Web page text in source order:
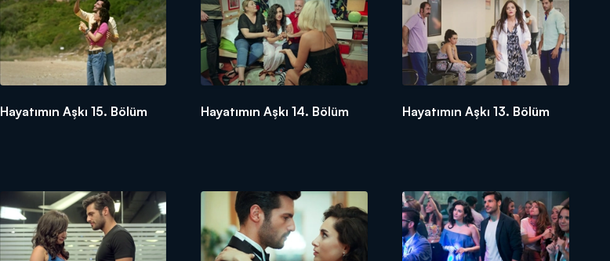
Hayatımın Aşkı 15. Bölüm Hayatımın Aşkı 14. Bölüm Hayatımın Aşkı 13. Bölüm